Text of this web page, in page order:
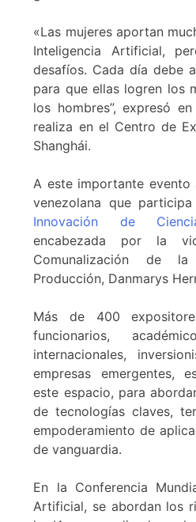
«Las mujeres aportan
Inteligencia Artificial,
desafíos. Cada día debe
para que ellas logren los
los hombres”, expresó
realiza en el Centro de
Shanghái.
A este importante evento
venezolana que
Innovación de
encabezada por la
Comunalización de
Producción, Danmarys
Más de 400
funcionarios,
internacionales,
empresas emergentes,
este espacio, para
de tecnologías claves,
empoderamiento de
de vanguardia.
En la Conferencia
Artificial, se abordan los